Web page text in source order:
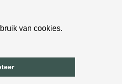
van cookies.